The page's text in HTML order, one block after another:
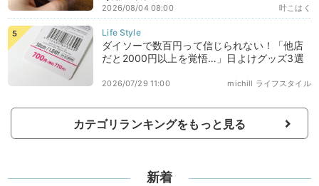
叶こはく
2026/08/04 08:00
ダイソーで数百円って信じられない！「他店
だと2000円以上を覚悟…」日よけグッズ3選
michill ライフスタイル
2026/07/29 11:00
カテゴリランキングをもっと見る
新着